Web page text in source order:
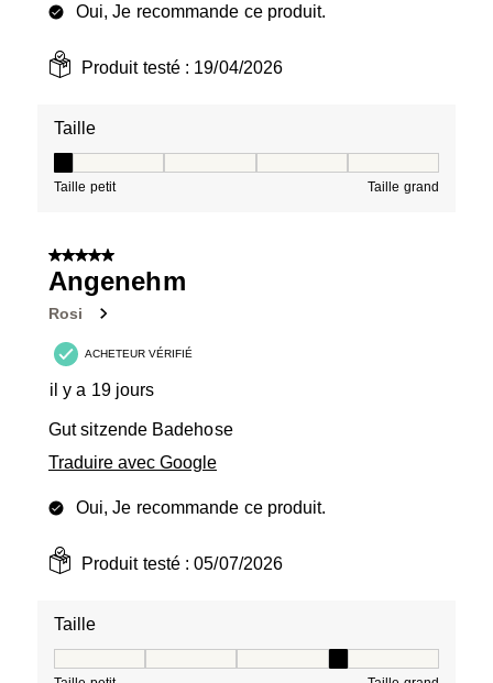
Oui, Je recommande ce produit.
Produit testé : 19/04/2026
Taille
Taille petit Taille grand
5 sur 5 étoiles.
Angenehm
Rosi
ACHETEUR VÉRIFIÉ
il y a 19 jours
Gut sitzende Badehose
Traduire avec Google
Oui, Je recommande ce produit.
Produit testé :05/07/2026
Taille